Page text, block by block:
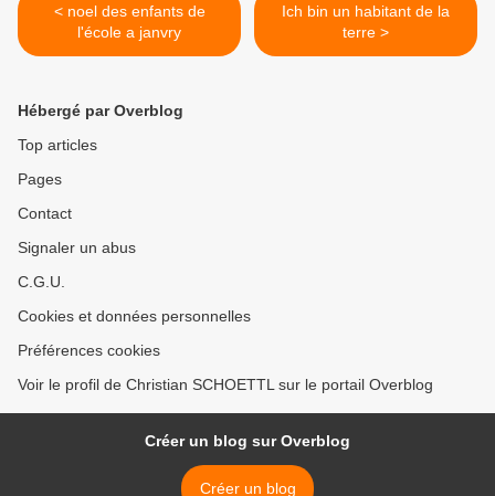
< noel des enfants de
l'école a janvry
Ich bin un habitant de la
terre >
Hébergé par Overblog
Top articles
Pages
Contact
Signaler un abus
C.G.U.
Cookies et données personnelles
Préférences cookies
Voir le profil de Christian SCHOETTL sur le portail Overblog
Créer un blog sur Overblog
Créer un blog